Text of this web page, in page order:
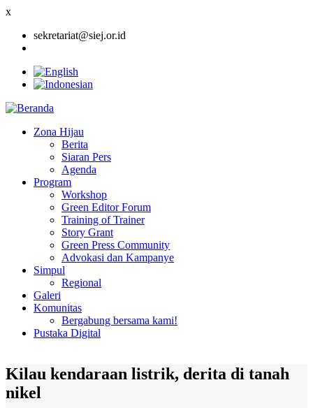
x
sekretariat@siej.or.id
navigation
Zona Hijau
Berita
Siaran Pers
Agenda
Program
Workshop
Green Editor Forum
Training of Trainer
Story Grant
Green Press Community
Advokasi dan Kampanye
Simpul
Regional
Galeri
Komunitas
Bergabung bersama kami!
Pustaka Digital
Kilau kendaraan listrik, derita di tanah
nikel